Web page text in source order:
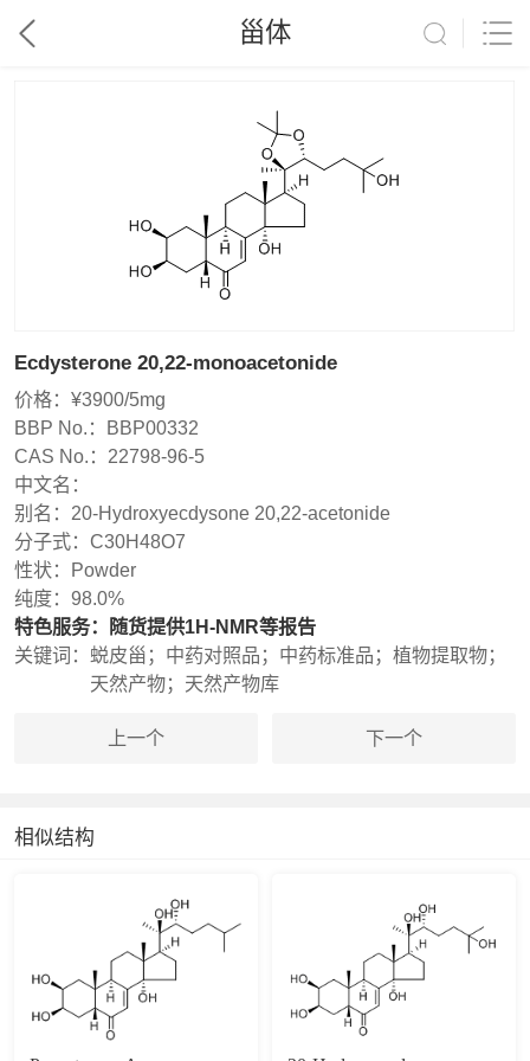
甾体
Ecdysterone 20,22-monoacetonide
价格：¥3900/5mg
BBP No.： BBP00332
CAS No.： 22798-96-5
中文名：
别名： 20-Hydroxyecdysone 20,22-acetonide
分子式：C30H48O7
性状： Powder
纯度：98.0%
特色服务：
随货提供1H-NMR等报告
关键词： 蜕皮甾；中药对照品；中药标准品；植物提取物；
天然产物；天然产物库
上一个 下一个
相似结构